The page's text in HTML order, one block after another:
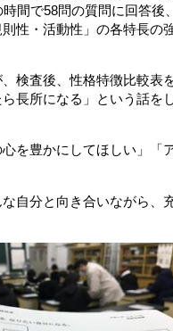
間で58問の質問に回答後
性・活動性」の各特長の
検査後、性格特徴比較表
長所になる」という話を
を豊かにしてほしい」「
自分と向き合いながら、